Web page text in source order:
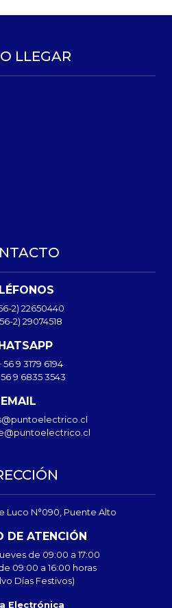
LLEGAR
2) 22650440
2) 29074518
56 9 3179 6194
56 9 6835 3543
EMAIL
Luco N°090, Puente Alto
DE ATENCIÓN
de 09:00 a 17:00
09:00 a 16:00 horas
Días Festivos)
Electrónica